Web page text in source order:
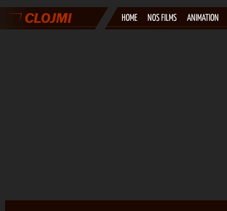
HOME NOS FILMS ANIMATION